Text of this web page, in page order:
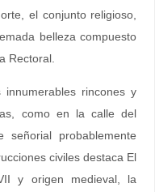
el conjunto religioso,
belleza compuesto
Rectoral.
rincones y
como en la calle del
señorial probablemente
civiles destaca El
y origen medieval, la